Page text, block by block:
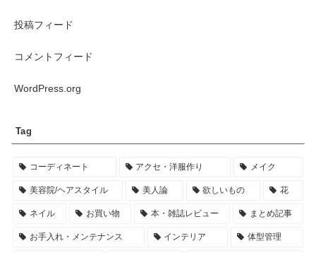
投稿フィード
コメントフィード
WordPress.org
Tag
コーディネート アクセ・洋服作り メイク
美容院/ヘアスタイル 美人論 欲しいもの 花
ネイル お買い物 本・雑誌レビュー まとめ記事
お手入れ・メンテナンス インテリア 体型管理